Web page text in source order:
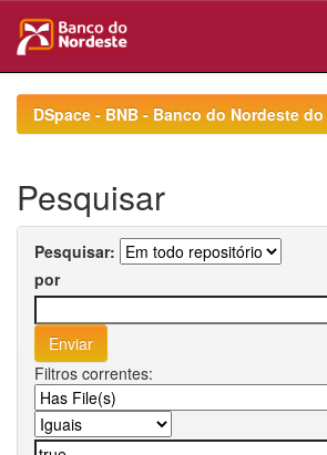
navigationDSpace - BNB - Banco do Nordeste
Pesquisar
Pesquisar:
por
Filtros correntes: